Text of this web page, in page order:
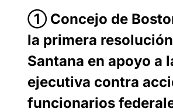
① Concejo de
la primera
Santana en apoyo a
ejecutiva contra
funcionarios